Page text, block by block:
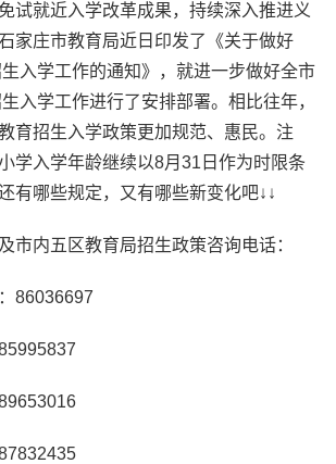
试就近入学改革成果，持续深入推进义
家庄市教育局近日印发了《关于做好
入学工作的通知》，就进一步做好全市
入学工作进行了安排部署。相比往年，
育招生入学政策更加规范、惠民。注
学入学年龄继续以8月31日作为时限条
有哪些规定，又有哪些新变化吧↓↓
市内五区教育局招生政策咨询电话：
86036697